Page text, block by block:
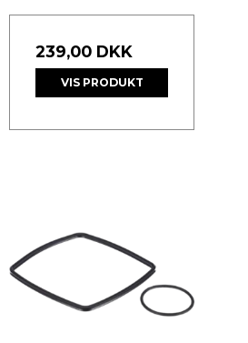
239,00 DKK
VIS PRODUKT